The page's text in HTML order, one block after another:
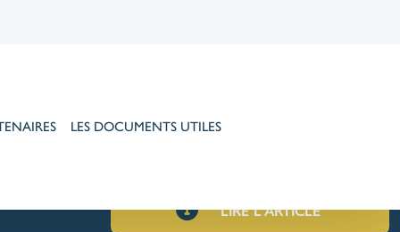
LES DOCUMENTS UTILES
LIRE L'ARTICLE